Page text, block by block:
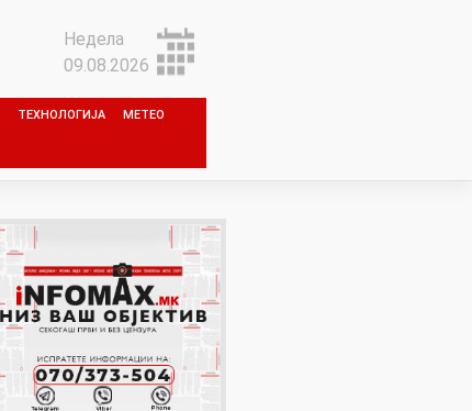
Недела
09.08.2026
ТЕХНОЛОГИЈА МЕТЕО